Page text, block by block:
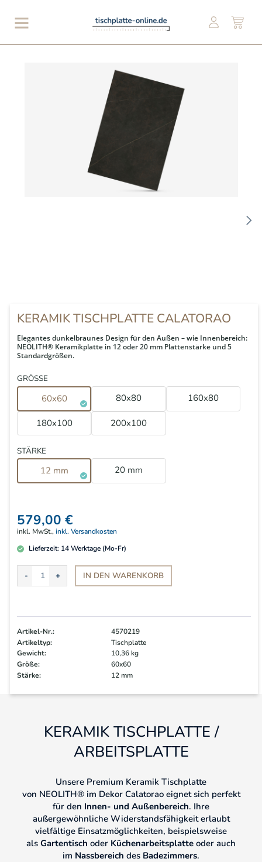
KERAMIK TISCHPLATTE CALATORAO
Elegantes dunkelbraunes Design für den Außen – wie Innenbereich:
NEOLITH® Keramikplatte in 12 oder 20 mm Plattenstärke und 5
Standardgrößen.
GRÖSSE
60x60 80x80 160x80
180x100 200x100
STÄRKE
12 mm 20 mm
579,00 €
inkl. MwSt.,inkl. Versandkosten
Lieferzeit: 14Werktage (Mo-Fr)
IN DEN WARENKORB
Artikel-Nr.:
4570219
Artikeltyp:
Tischplatte
Gewicht:
10,36 kg
Größe:
60x60
Stärke:
12 mm
KERAMIK TISCHPLATTE /
ARBEITSPLATTE
Unsere Premium Keramik Tischplatte
von NEOLITH® im Dekor Calatorao eignet sich perfekt
für den Innen- und Außenbereich. Ihre
außergewöhnliche Widerstandsfähigkeit erlaubt
vielfältige Einsatzmöglichkeiten, beispielsweise
als Gartentisch oder Küchenarbeitsplatte oder auch
im Nassbereich des Badezimmers.